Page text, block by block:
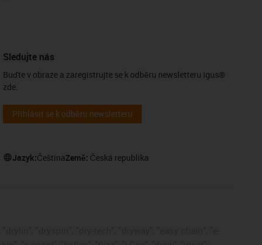
Sledujte nás
Buďte v obraze a zaregistrujte se k odběru newsletteru igus®
zde.
Přihlásit se k odběru newsletteru
Jazyk:ČeštinaZemě: Česká republika